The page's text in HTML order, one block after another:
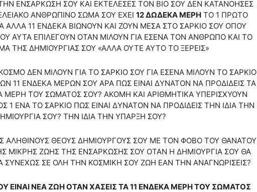
ΕΝΣΑΡΚΩΣΗ ΣΟΥ ΚΑΙ ΕΚΤΕΛΕΣΕΣ ΤΟΝ ΒΙΟ ΣΟΥ ΔΕΝ ΚΑΤΑΝΟΗΣΕΣ
ΑΝΘΡΩΠΙΝΟ ΣΩΜΑ ΣΟΥ ΕΧΕΙ 12 ΔΩΔΕΚΑ ΜΕΡΗΤΟ 1 ΠΡΩΤΟ
ΑΛΛΑ 11 ΕΝΔΕΚΑ ΒΙΩΝΟΥΝ ΚΑΙ ΖΟΥΝ ΜΕΣΑ ΣΤΟ ΣΑΡΚΙΟ ΣΟΥ ΟΠΟΥ
ΑΥΤΑ ΕΠΙΛΕΓΟΥΝ ΟΤΑΝ ΜΙΛΟΥΝ ΓΙΑ ΕΣΕΝΑ ΤΟΝ ΑΝΘΡΩΠΟ ΚΑΙ ΤΟ
ΤΗΣ ΔΗΜΙΟΥΡΓΙΑΣ ΣΟΥ «ΑΛΛΑ ΟΥΤΕ ΑΥΤΟ ΤΟ ΞΕΡΕΙΣ»
ΔΕΝ ΜΙΛΟΥΝ ΓΙΑ ΤΟ ΣΑΡΚΙΟ ΣΟΥ ΓΙΑ ΕΣΕΝΑ ΜΙΛΟΥΝ ΤΟ ΣΑΡΚΙΟ
11 ΕΝΔΕΚΑ ΜΕΡΩΝ ΣΟΥ ΑΡΑ ΠΩΣ ΕΙΝΑΙ ΔΥΝΑΤΟΝ ΝΑ ΠΡΟΔΙΔΕΙΣ ΤΑ
ΤΟΥ ΣΩΜΑΤΟΣ ΣΟΥ? ΑΚΟΜΗ ΚΑΙ ΑΡΙΘΜΗΤΙΚΑ ΥΠΕΡΙΣΧΥΟΥΝ
1 ΕΝΑ ΤΟ ΣΑΡΚΙΟ ΠΩΣ ΕΙΝΑΙ ΔΥΝΑΤΟΝ ΝΑ ΠΡΟΔΙΔΕΙΣ ΤΗΝ ΙΔΙΑ ΤΗΝ
ΣΟΥ? ΤΗΝ ΙΔΙΑ ΤΗΝ ΥΠΑΡΞΗ ΣΟΥ?
ΑΛΗΘΙΝΟΥΣ ΘΕΟΥΣ ΔΗΜΙΟΥΡΓΟΥΣ ΣΟΥ ΜΕ ΤΟΝ ΦΟΒΟ ΤΟΥ ΘΑΝΑΤΟΥ
ΜΙΚΡΗΣ ΖΩΗΣ ΤΗΣ ΕΝΣΑΡΚΩΣΗΣ ΣΟΥ ΟΤΑΝ Η ΔΗΜΙΟΥΡΓΙΑ ΣΟΥ ΘΑ
ΣΥΝΕΧΩΣ ΣΕ ΟΛΗ ΤΗΝ ΚΟΣΜΙΚΗ ΣΟΥ ΖΩΗ ΕΑΝ ΤΗΝ ΑΝΑΓΝΩΡΙΣΕΙΣ?
ΕΙΝΑΙ ΝΕΑ ΖΩΗ ΟΤΑΝ ΧΑΣΕΙΣ ΤΑ 11 ΕΝΔΕΚΑ ΜΕΡΗ ΤΟΥ ΣΩΜΑΤΟΣ